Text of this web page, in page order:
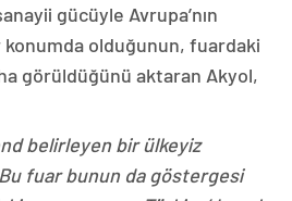
gücüyle Avrupa’nın
olduğunun, fuardaki
görüldüğünü aktaran Akyol,
belirleyen bir ülkeyiz
fuar bunun da göstergesi